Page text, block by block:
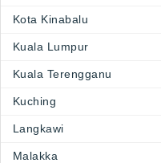
Kota Kinabalu
Kuala Lumpur
Kuala Terengganu
Kuching
Langkawi
Malakka